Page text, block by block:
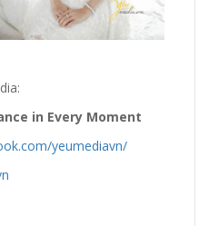
in Every Moment
yeumediavn/